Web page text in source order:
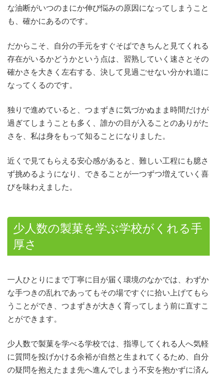
な油断がいつのまにか伸び悩みの原因になってしまうこと
も、確かにあるのです。
だからこそ、自分の手元をすぐそばできちんと見てくれる
存在がいるかどうかという点は、習熟していく速さとその
確かさを大きく左右する、決して見過ごせない分かれ道に
なってくるのです。
独りで進めていると、つまずきに気づかぬまま時間だけが
過ぎてしまうことも多く、誰かの目が入ることのありがた
さを、私は身をもって知ることになりました。
近くで見てもらえる安心感があると、難しい工程にも臆さ
ず挑めるようになり、できることが一つずつ増えていく喜
びを味わえました。
少人数の製菓を学ぶ学校がくれる手
厚さ
一人ひとりにまで丁寧に目が届く環境のなかでは、わずか
な手つきの乱れであってもその場ですぐに拾い上げてもら
うことができ、つまずきが大きく育ってしまう前に直すこ
とができます。
少人数で製菓を学べる学校では、指導してくれる人へ気軽
に質問を投げかける余裕が自然と生まれてくるため、自分
の疑問を抱えたまま先へ進んでしまう不安を抱かずに済ん